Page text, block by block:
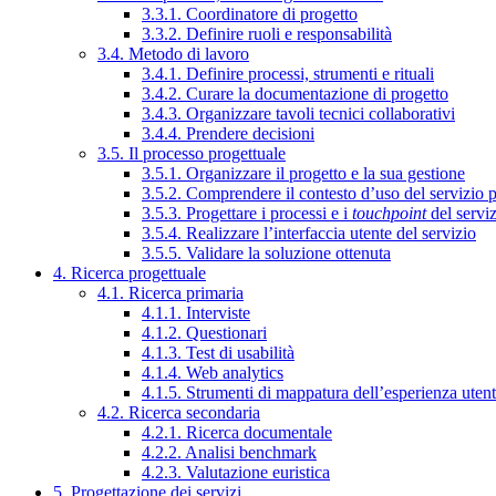
3.3.1. Coordinatore di progetto
3.3.2. Definire ruoli e responsabilità
3.4. Metodo di lavoro
3.4.1. Definire processi, strumenti e rituali
3.4.2. Curare la documentazione di progetto
3.4.3. Organizzare tavoli tecnici collaborativi
3.4.4. Prendere decisioni
3.5. Il processo progettuale
3.5.1. Organizzare il progetto e la sua gestione
3.5.2. Comprendere il contesto d’uso del servizio
3.5.3. Progettare i processi e i touchpointdel
3.5.4. Realizzare l’interfaccia utente del servizio
3.5.5. Validare la soluzione ottenuta
4. Ricerca progettuale
4.1. Ricerca primaria
4.1.1. Interviste
4.1.2. Questionari
4.1.3. Test di usabilità
4.1.4. Web analytics
4.1.5. Strumenti di mappatura dell’esperienza
4.2. Ricerca secondaria
4.2.1. Ricerca documentale
4.2.2. Analisi benchmark
4.2.3. Valutazione euristica
5. Progettazione dei servizi